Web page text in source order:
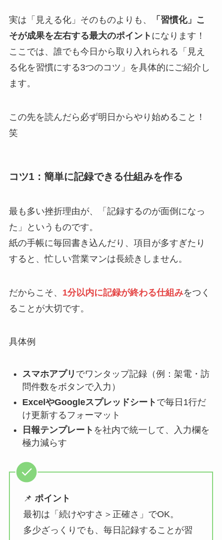
実は「見える化」そのものよりも、
「習慣化」こ
そが成果を左右する最大のポイント になります！
ここでは、誰でも今日から取り入れられる「見え
る化を習慣にする3つのコツ」を具体的にご紹介し
ます。
この先を読んだら必ず明日からやり始めること！
笑
コツ1：簡単に記録できる仕組みを作る
最も多い挫折理由が、「記録するのが面倒になっ
た」というものです。
紙の手帳に毎回書き込んだり、項目が多すぎたり
すると、忙しい営業マンは長続きしません。
だからこそ、 1分以内に記録が終わる仕組みをつく
ることが大切です。
具体例
スマホアプリ でワンタップ記録（例：架電・訪
問件数をボタンで入力）
ExcelやGoogleスプレッドシート で毎日1行だ
け更新するフォーマット
日報テンプレート を社内で統一して、入力欄を
極力減らす
📌 ポイント
最初は「続けやすさ＞正確さ」でOK。
多少ざっくりでも、毎日記録することが習